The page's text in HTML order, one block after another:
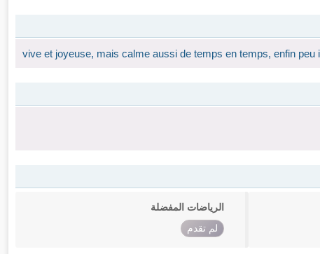
vive et joyeuse, mais calme aussi de temps en temps, enfin peu
الرياضات المفضلة
لم تقدم